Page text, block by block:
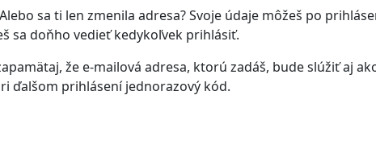
sa ti len zmenila adresa? Svoje údaje môžeš po
sa doňho vedieť kedykoľvek prihlásiť.
že e-mailová adresa, ktorú zadáš, bude slúžiť aj
ďalšom prihlásení jednorazový kód.